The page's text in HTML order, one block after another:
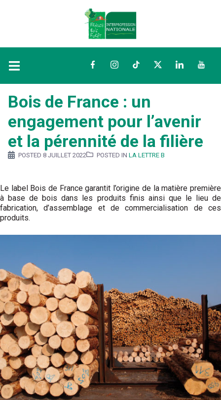
FacebookInstagramTikTokTwitterLinkedIn
Bois de France : un
engagement pour l’avenir
et la pérennité de la filière
POSTED 8 JUILLET 2022 POSTED IN LA LETTRE B
Le label Bois de France garantit l’origine de la matière première
à base de bois dans les produits finis ainsi que le lieu de
fabrication, d’assemblage et de commercialisation de ces
produits.